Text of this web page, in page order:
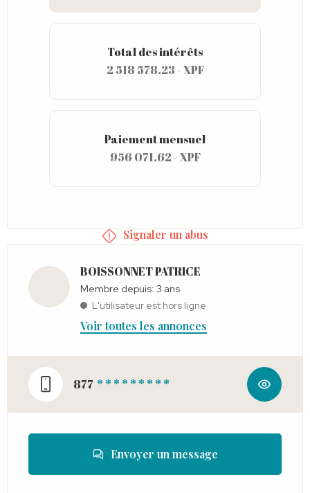
Paiement mensuel
956 071.62 - XPF
Total des intérêts
2 518 578.23 - XPF
Signaler un abus
BOISSONNET PATRICE
Membre depuis: 3 ans
L'utilisateur est hors ligne
Voir toutes les annonces
877 * * * * * * * * *
Envoyer un message